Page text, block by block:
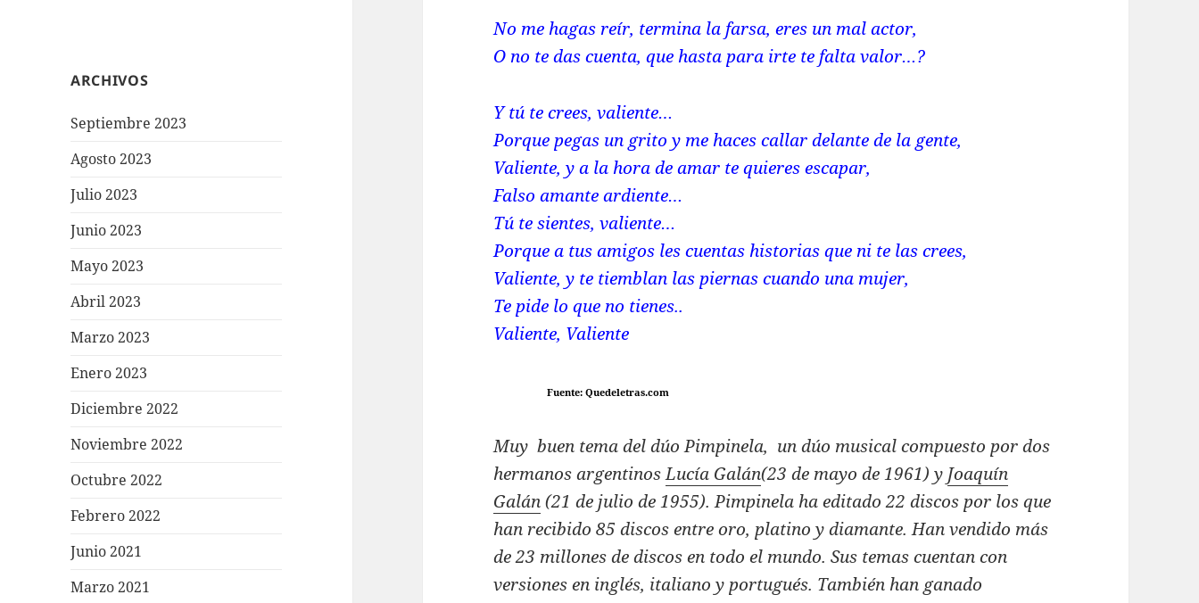
ARCHIVOS
Septiembre 2023
Agosto 2023
Julio 2023
Junio 2023
Mayo 2023
Abril 2023
Marzo 2023
Enero 2023
Diciembre 2022
Noviembre 2022
Octubre 2022
Febrero 2022
Junio 2021
Marzo 2021
No me hagas reír, termina la farsa, eres un mal actor,
O no te das cuenta, que hasta para irte te falta valor…?
Y tú te crees, valiente…
Porque pegas un grito y me haces callar delante de la gente,
Valiente, y a la hora de amar te quieres escapar,
Falso amante ardiente…
Tú te sientes, valiente…
Porque a tus amigos les cuentas historias que ni te las crees,
Valiente, y te tiemblan las piernas cuando una mujer,
Te pide lo que no tienes..
Valiente, Valiente
Fuente: Quedeletras.com
Muy buen tema del dúo Pimpinela, un dúo musical compuesto por dos
hermanos argentinosLucía Galán(23 de mayo de 1961) y Joaquín
Galán(21 de julio de 1955). Pimpinela ha editado 22 discos por los que
han recibido 85 discos entre oro, platino y diamante. Han vendido más
de 23 millones de discos en todo el mundo. Sus temas cuentan con
versiones en inglés, italiano y portugués. También han ganado